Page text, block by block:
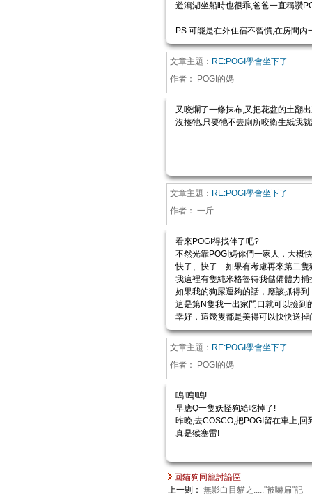
遊瀉湖坐船時也很乖,爸爸一直稱讚
PS.可能是在外住宿不習慣,在房間
文章主題： RE:POGI學會坐下了
作者：
POGI的媽
又咬爛了一條抹布,又把花盆的土翻
沒揍牠,只要牠不去廁所咬衛生紙我
文章主題： RE:POGI學會坐下了
作者： 一斤
看來POGI得找伴了吧?
不然光靠POGI媽你們一家人，大概
快了、快了…如果有考慮再來第二隻
我這裡有隻純米格魯待我儲備體力捕
如果我的狗屎運夠的話，應該抓得
這是第N隻我一出家門口就可以撿到
幸好，這幾隻都是美得可以快快送掉
文章主題： RE:POGI學會坐下了
作者：
POGI的媽
嗚!嗚!嗚!
早應Q一隻妖怪狗給吃掉了!
昨晚,去COSCO,把POGI留在車上,
真是猴塞雷!
回貓狗同籠討論區
上一則： 無影白目貓之....."被嚇扁"記